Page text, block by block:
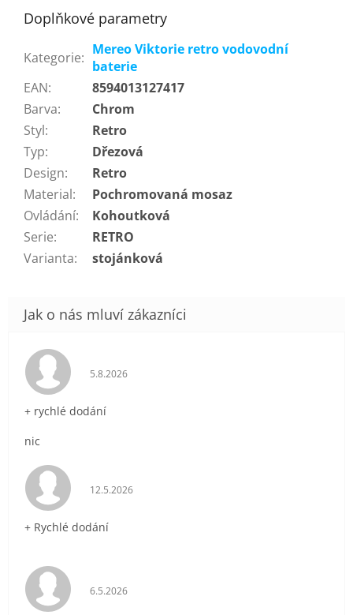
Doplňkové parametry
Kategorie: Mereo Viktorie retro vodovodní
baterie
EAN:
8594013127417
Barva:
Chrom
Styl:
Retro
Typ:
Dřezová
Design:
Retro
Material:
Pochromovaná mosaz
Ovládání:
Kohoutková
Serie:
RETRO
Varianta: stojánková
Hodnocení obchodu je 5 z 5 hvězdiček.
5.8.2026
+ rychlé dodání
nic
Hodnocení obchodu je 5 z 5 hvězdiček.
12.5.2026
+ Rychlé dodání
Hodnocení obchodu je 5 z 5 hvězdiček.
6.5.2026